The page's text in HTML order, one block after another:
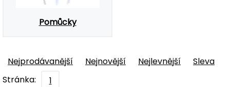
Pomůcky
Nejprodávanější Nejnovější Nejlevnější
Sleva
Stránka:
1